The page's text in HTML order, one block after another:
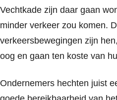
Vechtkade zijn daar gaan
minder verkeer zou komen.
verkeersbewegingen zijn
oog en gaan ten koste van
Ondernemers hechten juist